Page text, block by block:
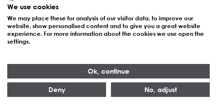
Statron stärkt das R&D Team für zukünftiges
nachhaltiges Wachstum.
We use cookies
We may place these for analysis of our visitor data, to improve our
website, show personalised content and to give you a great website
experience. For more information about the cookies we use open the
settings.
Ok, continue
Deny No, adjust